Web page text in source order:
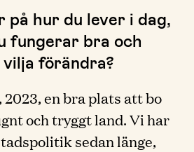
på hur du lever i dag,
fungerar bra och
förändra?
en bra plats att bo
och tryggt land. Vi har
sedan länge,